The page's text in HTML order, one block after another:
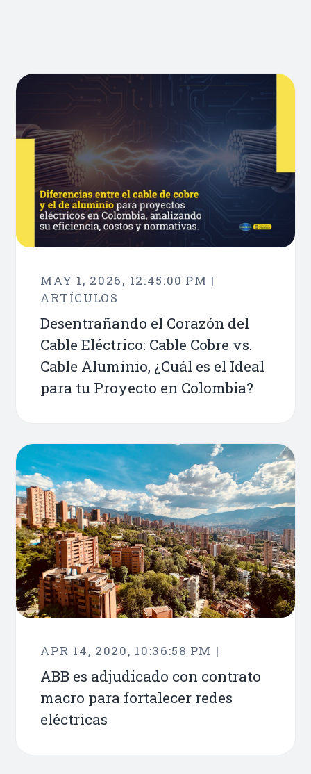
MAY 1, 2026, 12:45:00 PM |
ARTÍCULOS
Desentrañando el Corazón del
Cable Eléctrico: Cable Cobre vs.
Cable Aluminio, ¿Cuál es el Ideal
para tu Proyecto en Colombia?
APR 14, 2020, 10:36:58 PM |
ABB es adjudicado con contrato
macro para fortalecer redes
eléctricas